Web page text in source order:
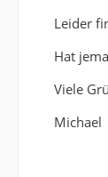
Leider
Hat
Viele
Michael